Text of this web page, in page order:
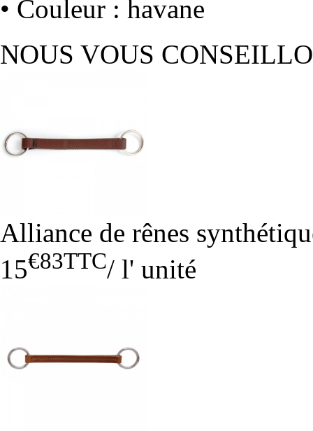
• Couleur : havane
NOUS VOUS
Alliance de rênes
15€83TTC/ l' unité